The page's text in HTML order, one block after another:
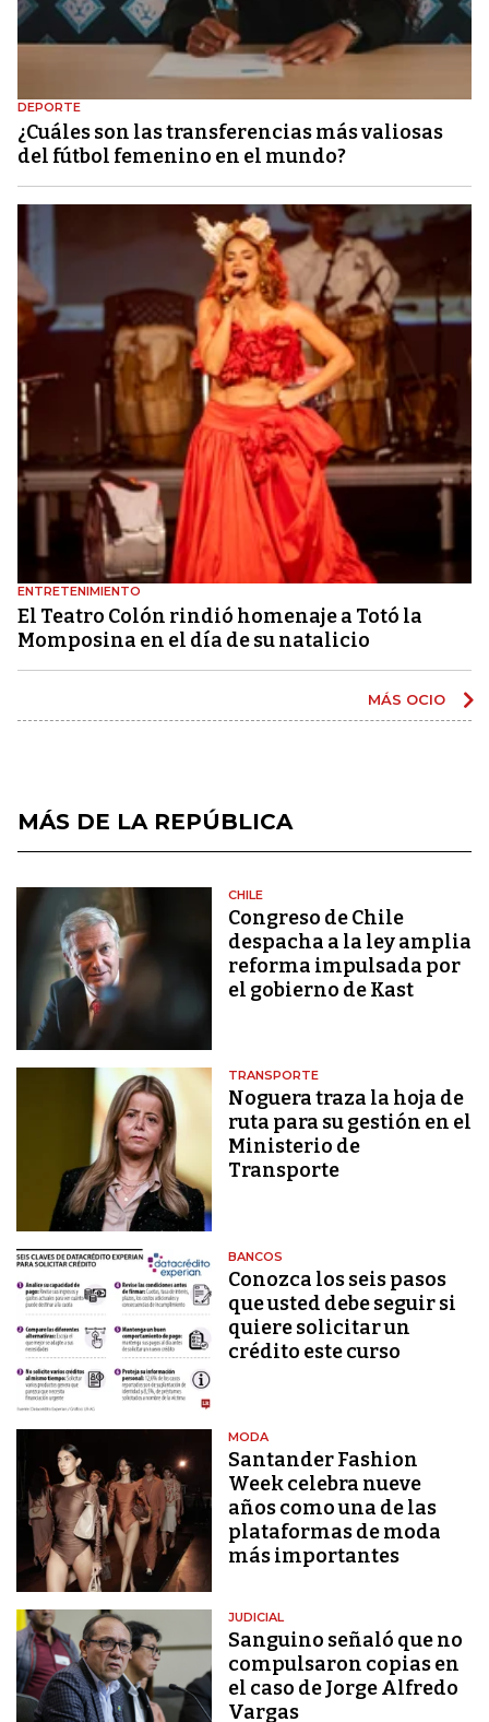
DEPORTE
¿Cuáles son las transferencias más valiosas
del fútbol femenino en el mundo?
ENTRETENIMIENTO
El Teatro Colón rindió homenaje a Totó la
Momposina en el día de su natalicio
MÁS OCIO
MÁS DE LA REPÚBLICA
CHILE
Congreso de Chile
despacha a la ley amplia
reforma impulsada por
el gobierno de Kast
TRANSPORTE
Noguera traza la hoja de
ruta para su gestión en el
Ministerio de
Transporte
BANCOS
Conozca los seis pasos
que usted debe seguir si
quiere solicitar un
crédito este curso
MODA
Santander Fashion
Week celebra nueve
años como una de las
plataformas de moda
más importantes
JUDICIAL
Sanguino señaló que no
compulsaron copias en
el caso de Jorge Alfredo
Vargas